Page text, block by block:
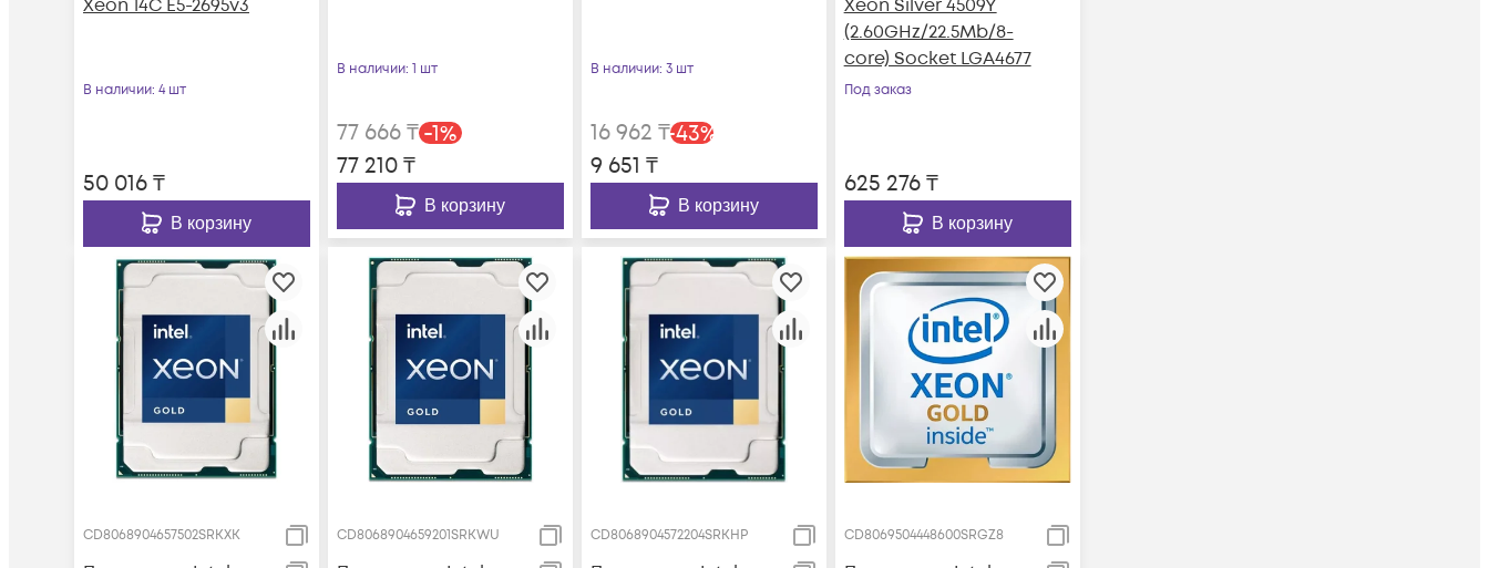
Xeon 14C E5-2695v3
В наличии: 4 шт
50 016₸
В корзину
В наличии: 1 шт
77 666₸-1%
77 210₸
В корзину
В наличии: 3 шт
16 962 ₸-43%
9 651 ₸
В корзину
Xeon Silver 4509Y
(2.60GHz/22.5Mb/8-
core) Socket LGA4677
Под заказ
625 276₸
В корзину
CD8068904657502SRKXK CD8068904659201SRKWU CD8068904572204SRKHP CD8069504448600SRGZ8